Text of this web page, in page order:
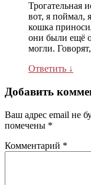
Трогательная
вот, я поймал,
кошка
они были ещё
могли.
Ответить ↓
Добавить
Ваш адрес email не
помечены *
Комментарий *